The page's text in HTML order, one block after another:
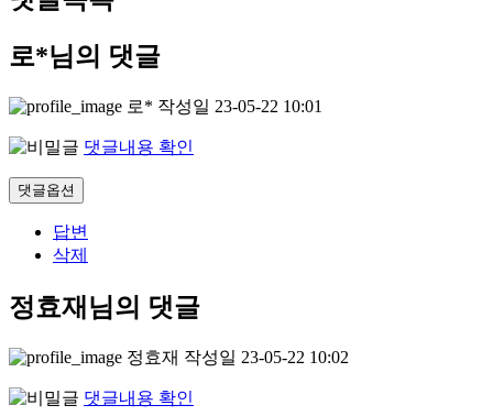
로*님의 댓글
로* 작성일 23-05-22 10:01
댓글내용 확인
댓글옵션
답변
삭제
정효재님의 댓글
정효재 작성일 23-05-22 10:02
댓글내용 확인